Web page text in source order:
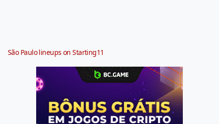
São Paulo lineups on Starting11